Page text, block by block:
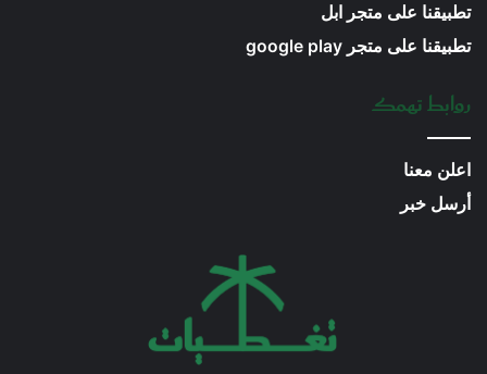
تطبيقنا على متجر ابل
تطبيقنا على متجر google play
روابط تهمك
اعلن معنا
أرسل خبر